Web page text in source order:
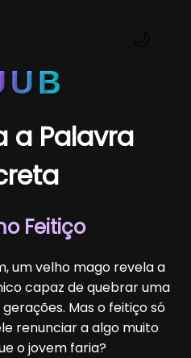
a Palavra
Feitiço
um velho mago revela a
capaz de quebrar uma
Mas o feitiço só
renunciar a algo muito
o jovem faria?